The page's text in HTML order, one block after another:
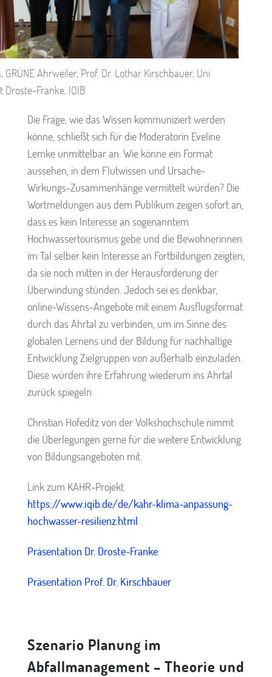
GRÜNE Ahrweiler, Prof. Dr. Lothar Kirschbauer, Uni
Droste-Franke, IQIB
Die Frage, wie das Wissen kommuniziert werden
könne, schließt sich für die Moderatorin Eveline
Lemke unmittelbar an. Wie könne ein Format
aussehen, in dem Flutwissen und Ursache-
Wirkungs-Zusammenhänge vermittelt würden? Die
Wortmeldungen aus dem Publikum zeigen sofort an,
dass es kein Interesse an sogenanntem
Hochwassertourismus gebe und die Bewohnerinnen
im Tal selber kein Interesse an Fortbildungen zeigten,
da sie noch mitten in der Herausforderung der
Überwindung stünden. Jedoch sei es denkbar,
online-Wissens-Angebote mit einem Ausflugsformat
durch das Ahrtal zu verbinden, um im Sinne des
globalen Lernens und der Bildung für nachhaltige
Entwicklung Zielgruppen von außerhalb einzuladen.
Diese würden ihre Erfahrung wiederum ins Ahrtal
zurück spiegeln.
Christian Hofeditz von der Volkshochschule nimmt
die Überlegungen gerne für die weitere Entwicklung
von Bildungsangeboten mit.
Link zum KAHR-Projekt.
https://www.iqib.de/de/kahr-klima-anpassung-
hochwasser-resilienz.html .
Präsentation Dr. Droste-Franke
Präsentation Prof. Dr. Kirschbauer
Szenario Planung im
Abfallmanagement – Theorie und